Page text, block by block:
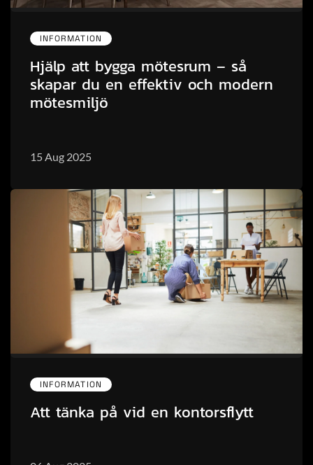
INFORMATION
Hjälp att bygga mötesrum – så
skapar du en effektiv och modern
mötesmiljö
15 Aug 2025
INFORMATION
Att tänka på vid en kontorsflytt